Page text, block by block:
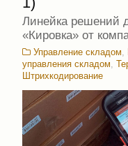
Линейка решений
«Кировка» от
Управление складом,
управления складом,
Штрихкодирование